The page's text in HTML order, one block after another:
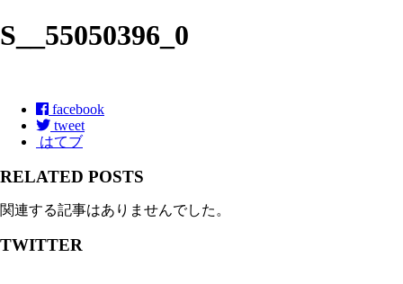
S__55050396_0
facebook
tweet
はてブ
RELATED POSTS
関連する記事はありませんでした。
TWITTER